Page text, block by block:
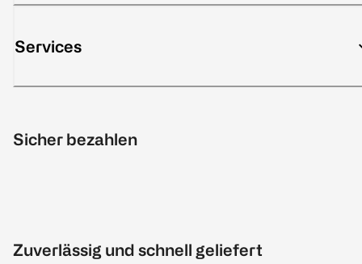
Services
Sicher bezahlen
Zuverlässig und schnell geliefert